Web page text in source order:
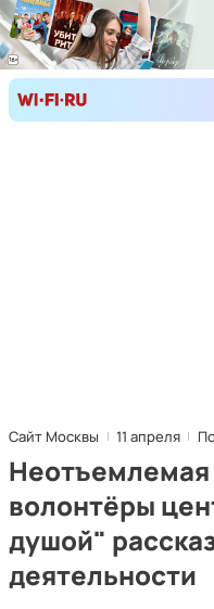
Сайт Москвы 11 апреля
Неотъемлемая
волонтёры
душой"
деятельности